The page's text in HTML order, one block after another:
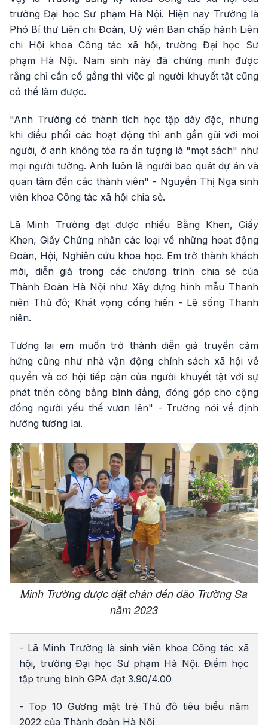
trường Đại học Sư phạm Hà Nội. Hiện nay Trường là
Phó Bí thư Liên chi Đoàn, Uỷ viên Ban chấp hành Liên
chi Hội khoa Công tác xã hội, trường Đại học Sư
phạm Hà Nội. Nam sinh này đã chứng minh được
rằng chỉ cần cố gắng thì việc gì người khuyết tật cũng
có thể làm được.
"Anh Trường có thành tích học tập dày đặc, nhưng
khi điều phối các hoạt động thì anh gần gũi với moi
người, ở anh không tỏa ra ấn tượng là "mọt sách" như
mọi người tưởng. Anh luôn là người bao quát dự án và
quan tâm đến các thành viên" - Nguyễn Thị Nga sinh
viên khoa Công tác xã hội chia sẻ.
Lã Minh Trường đạt được nhiều Bằng Khen, Giấy
Khen, Giấy Chứng nhận các loại về những hoạt động
Đoàn, Hội, Nghiên cứu khoa học. Em trở thành khách
mời, diễn giả trong các chương trình chia sẻ của
Thành Đoàn Hà Nội như Xây dựng hình mẫu Thanh
niên Thủ đô; Khát vọng cống hiến - Lẽ sống Thanh
niên.
Tương lai em muốn trở thành diễn giả truyền cảm
hứng cũng như nhà vận động chính sách xã hội về
quyền và cơ hội tiếp cận của người khuyết tật với sự
phát triển công bằng bình đẳng, đóng góp cho cộng
đồng người yếu thế vươn lên" - Trường nói về định
hướng tương lai.
Minh Trường được đặt chân đến đảo Trường Sa
năm 2023
- Lã Minh Trường là sinh viên khoa Công tác xã
hội, trường Đại học Sư phạm Hà Nội. Điểm học
tập trung bình GPA đạt 3.90/4.00
- Top 10 Gương mặt trẻ Thủ đô tiêu biểu năm
2022 của Thành đoàn Hà Nội